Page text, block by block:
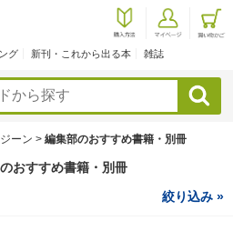
グ 新刊・これから出る本 雑誌
検索
ーン > 編集部のおすすめ書籍・別冊
おすすめ書籍・別冊
絞り込み »